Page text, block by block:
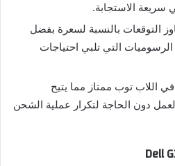
سريعة الاستجابة.
التوقعات بالنسبة لسعرة بفضل
التي تلبي احتياجات
اللاب توب ممتاز مما يتيح
دون الحاجة لتكرار عملية الشحن